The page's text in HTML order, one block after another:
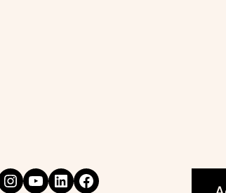
Instagram
YouTube
LinkedIn
Facebook